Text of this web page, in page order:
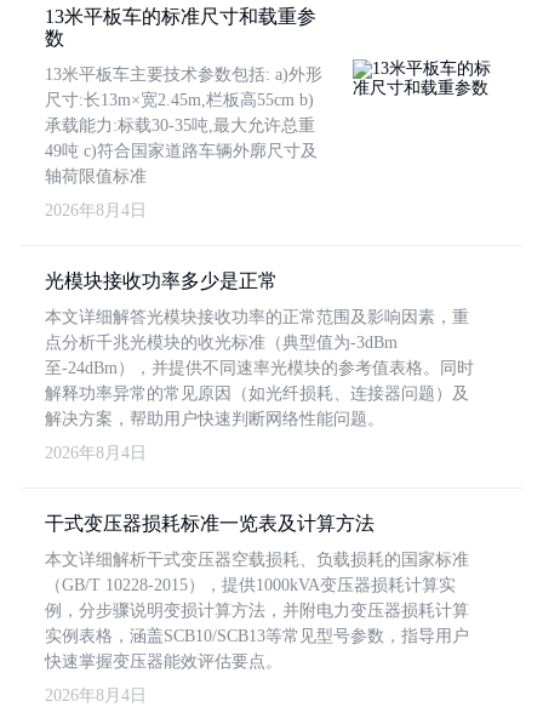
13米平板车的标准尺寸和载重参
数
13米平板车主要技术参数包括: a)外形
尺寸:长13m×宽2.45m,栏板高55cm b)
承载能力:标载30-35吨,最大允许总重
49吨 c)符合国家道路车辆外廓尺寸及
轴荷限值标准
2026年8月4日
光模块接收功率多少是正常
本文详细解答光模块接收功率的正常范围及影响因素，重
点分析千兆光模块的收光标准（典型值为-3dBm
至-24dBm），并提供不同速率光模块的参考值表格。同时
解释功率异常的常见原因（如光纤损耗、连接器问题）及
解决方案，帮助用户快速判断网络性能问题。
2026年8月4日
干式变压器损耗标准一览表及计算方法
本文详细解析干式变压器空载损耗、负载损耗的国家标准
（GB/T 10228-2015），提供1000kVA变压器损耗计算实
例，分步骤说明变损计算方法，并附电力变压器损耗计算
实例表格，涵盖SCB10/SCB13等常见型号参数，指导用户
快速掌握变压器能效评估要点。
2026年8月4日